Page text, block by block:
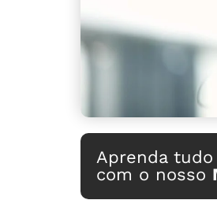
Aprenda
com o nosso